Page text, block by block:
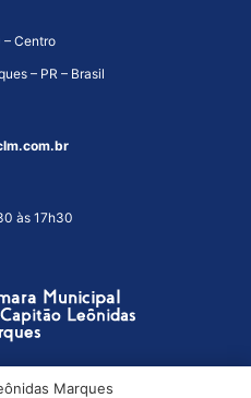
– Centro
– PR – Brasil
às 17h30
Marques